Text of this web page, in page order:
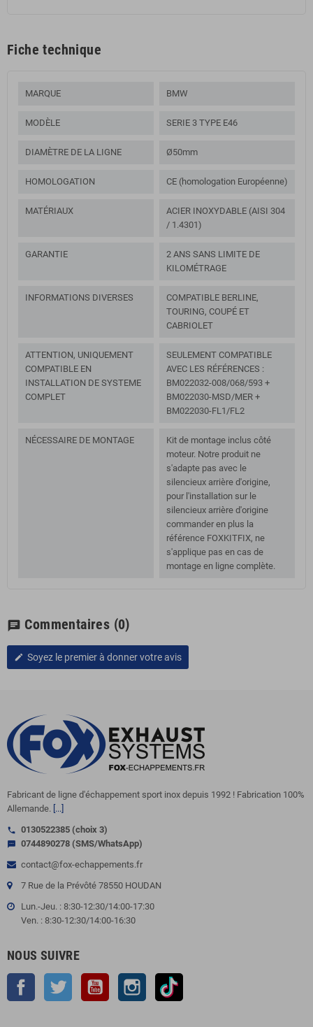
Fiche technique
MARQUE BMW
MODÈLE SERIE 3 TYPE E46
DIAMÈTRE DE LA LIGNE Ø50mm
HOMOLOGATION CE (homologation Européenne)
MATÉRIAUX
ACIER INOXYDABLE (AISI 304
/ 1.4301)
GARANTIE
2 ANS SANS LIMITE DE
KILOMÉTRAGE
INFORMATIONS DIVERSES
COMPATIBLE BERLINE,
TOURING, COUPÉ ET
CABRIOLET
ATTENTION, UNIQUEMENT
COMPATIBLE EN
INSTALLATION DE SYSTEME
COMPLET
SEULEMENT COMPATIBLE
AVEC LES RÉFÉRENCES :
BM022032-008/068/593 +
BM022030-MSD/MER +
BM022030-FL1/FL2
NÉCESSAIRE DE MONTAGE
Kit de montage inclus côté
moteur. Notre produit ne
s'adapte pas avec le
silencieux arrière d'origine,
pour l'installation sur le
silencieux arrière d'origine
commander en plus la
référence FOXKITFIX, ne
s'applique pas en cas de
montage en ligne complète.
chat Commentaires (0)
edit Soyez le premier à donner votre avis
Fabricant de ligne d'échappement sport inox depuis 1992 ! Fabrication 100%
Allemande. [...]
call 0130522385 (choix 3)
sms
0744890278 (SMS/WhatsApp)
contact@fox-echappements.fr
7 Rue de la Prévôté 78550 HOUDAN
Lun.-Jeu. : 8:30-12:30/14:00-17:30
Ven. : 8:30-12:30/14:00-16:30
NOUS SUIVRE
Facebook Twitter YouTube Instagram